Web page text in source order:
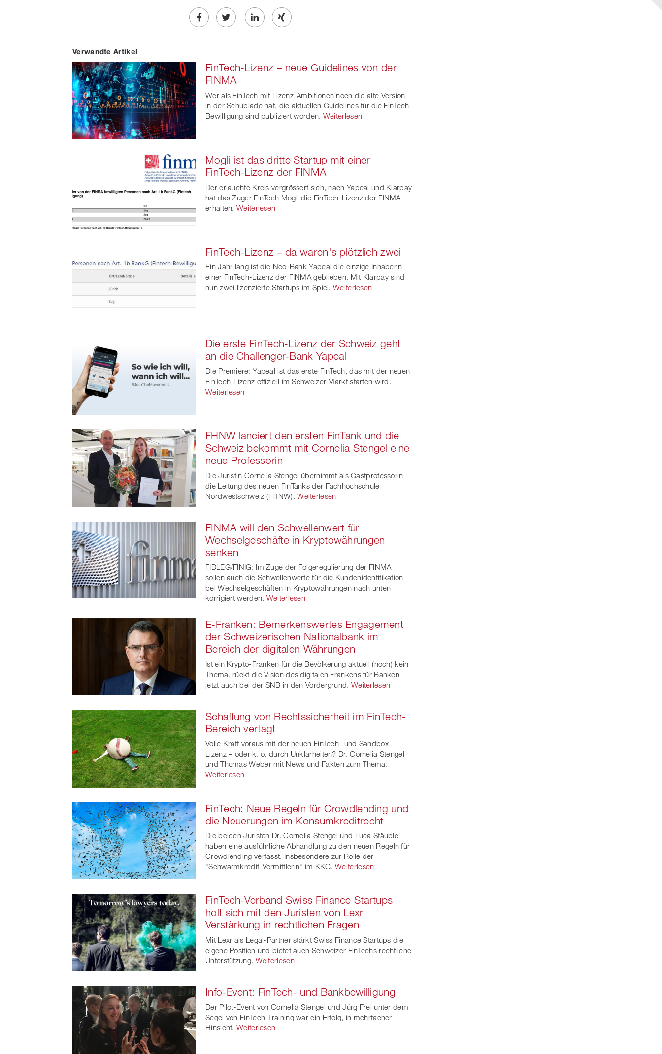
Share
Facebook
Twe
on
twitt
er
Share
linkedin
Share
Xing
Verwandte Artikel
FinTech-Lizenz – neue Guidelines von der
FINMA
Wer als FinTech mit Lizenz-Ambitionen noch die alte Version
in der Schublade hat, die aktuellen Guidelines für die FinTech-
Bewilligung sind publiziert worden. Weiterlesen
Mogli ist das dritte Startup mit einer
FinTech-Lizenz der FINMA
Der erlauchte Kreis vergrössert sich, nach Yapeal und Klarpay
hat das Zuger FinTech Mogli die FinTech-Lizenz der FINMA
erhalten. Weiterlesen
FinTech-Lizenz – da waren's plötzlich zwei
Ein Jahr lang ist die Neo-Bank Yapeal die einzige Inhaberin
einer FinTech-Lizenz der FINMA geblieben. Mit Klarpay sind
nun zwei lizenzierte Startups im Spiel. Weiterlesen
Die erste FinTech-Lizenz der Schweiz geht
an die Challenger-Bank Yapeal
Die Premiere: Yapeal ist das erste FinTech, das mit der neuen
FinTech-Lizenz offiziell im Schweizer Markt starten wird.
Weiterlesen
FHNW lanciert den ersten FinTank und die
Schweiz bekommt mit Cornelia Stengel eine
neue Professorin
Die Juristin Cornelia Stengel übernimmt als Gastprofessorin
die Leitung des neuen FinTanks der Fachhochschule
Nordwestschweiz (FHNW). Weiterlesen
FINMA will den Schwellenwert für
Wechselgeschäfte in Kryptowährungen
senken
FIDLEG/FINIG: Im Zuge der Folgeregulierung der FINMA
sollen auch die Schwellenwerte für die Kundenidentifikation
bei Wechselgeschäften in Kryptowährungen nach unten
korrigiert werden. Weiterlesen
E-Franken: Bemerkenswertes Engagement
der Schweizerischen Nationalbank im
Bereich der digitalen Währungen
Ist ein Krypto-Franken für die Bevölkerung aktuell (noch) kein
Thema, rückt die Vision des digitalen Frankens für Banken
jetzt auch bei der SNB in den Vordergrund. Weiterlesen
Schaffung von Rechtssicherheit im FinTech-
Bereich vertagt
Volle Kraft voraus mit der neuen FinTech- und Sandbox-
Lizenz – oder k. o. durch Unklarheiten? Dr. Cornelia Stengel
und Thomas Weber mit News und Fakten zum Thema.
Weiterlesen
FinTech: Neue Regeln für Crowdlending und
die Neuerungen im Konsumkreditrecht
Die beiden Juristen Dr. Cornelia Stengel und Luca Stäuble
haben eine ausführliche Abhandlung zu den neuen Regeln für
Crowdlending verfasst. Insbesondere zur Rolle der
"Schwarmkredit-Vermittlerin" im KKG. Weiterlesen
FinTech-Verband Swiss Finance Startups
holt sich mit den Juristen von Lexr
Verstärkung in rechtlichen Fragen
Mit Lexr als Legal-Partner stärkt Swiss Finance Startups die
eigene Position und bietet auch Schweizer FinTechs rechtliche
Unterstützung. Weiterlesen
Info-Event: FinTech- und Bankbewilligung
Der Pilot-Event von Cornelia Stengel und Jürg Frei unter dem
Segel von FinTech-Training war ein Erfolg, in mehrfacher
Hinsicht. Weiterlesen